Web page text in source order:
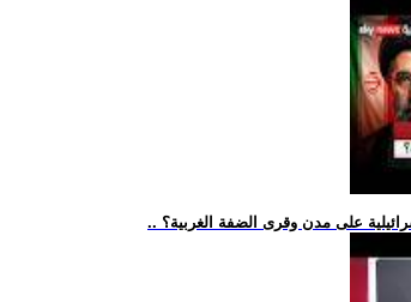
على مدن وقرى الضفة الغربية؟